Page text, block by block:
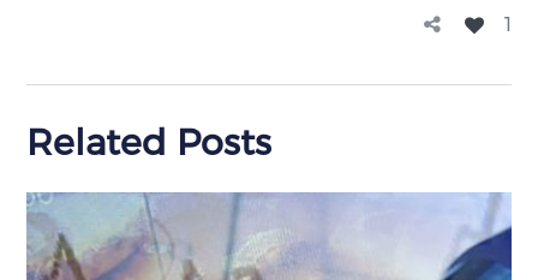
1
Related Posts